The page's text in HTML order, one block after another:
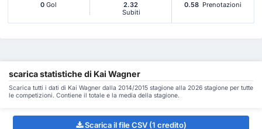
0 Gol
2.32
Subiti
0.58 Prenotazioni
scarica statistiche di Kai Wagner
Scarica tutti i dati di Kai Wagner dalla 2014/2015 stagione alla 2026 stagione per tutte
le competizioni. Contiene il totale e la media della stagione.
Scarica il file CSV (1 credito)